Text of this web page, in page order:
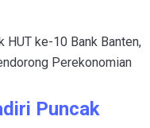
Puncak